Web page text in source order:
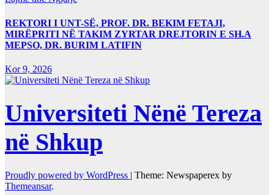
REKTORI I UNT-SË, PROF. DR. BEKIM FETAJI,
MIRËPRITI NË TAKIM ZYRTAR DREJTORIN E SH.A
MEPSO, DR. BURIM LATIFIN
Kor 9, 2026
Universiteti Nënë Tereza
në Shkup
Proudly powered by WordPress | Theme: Newspaperex by
Themeansar.